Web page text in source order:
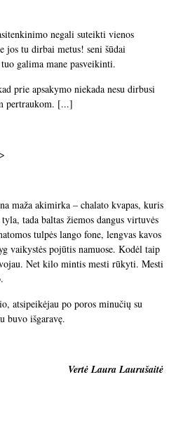
negali suteikti vienos
jos tu dirbai metus! seni šūdai
galima mane pasveikinti.
prie apsakymo niekada nesu dirbusi
pertraukom. [...]
maža akimirka – chalato kvapas, kuris
tada baltas žiemos dangus virtuvės
tulpės lango fone, lengvas kavos
vaikystės pojūtis namuose. Kodėl taip
Net kilo mintis mesti rūkyti. Mesti
atsipeikėjau po poros minučių su
buvo išgaravę.
Vertė Laura Laurušaitė